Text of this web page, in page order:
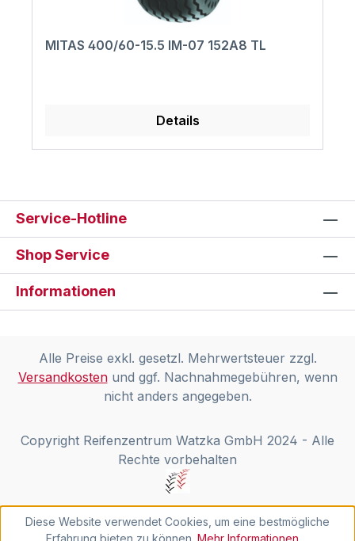
MITAS 400/60-15.5 IM-07 152A8 TL
Details
Service-Hotline
Shop Service
Informationen
Alle Preise exkl. gesetzl. Mehrwertsteuer zzgl.
Versandkostenund ggf. Nachnahmegebühren, wenn
nicht anders angegeben.
Copyright Reifenzentrum Watzka GmbH 2024 - Alle
Rechte vorbehalten
Diese Website verwendet Cookies, um eine bestmögliche
Erfahrung bieten zu können. Mehr Informationen ...